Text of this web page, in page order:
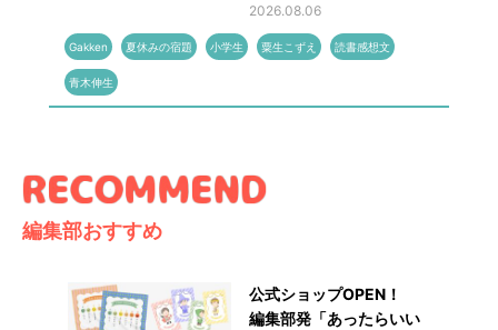
2026.08.06
Gakken 夏休みの宿題 小学生 粟生こずえ 読書感想文
青木伸生
編集部おすすめ
公式ショップOPEN！
編集部発「あったらいい